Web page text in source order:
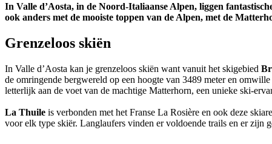
In Valle d’Aosta, in de Noord-Italiaanse Alpen, liggen
ook anders met de mooiste toppen van de Alpen, met de
Grenzeloos skiën
In Valle d’Aosta kan je grenzeloos skiën want vanuit het skigebied
de omringende bergwereld op een hoogte van 3489 meter en
letterlijk aan de voet van de machtige Matterhorn, een unieke ski-
La Thuile is verbonden met het Franse La Rosière en ook deze
voor elk type skiër. Langlaufers vinden er voldoende trails en er zijn